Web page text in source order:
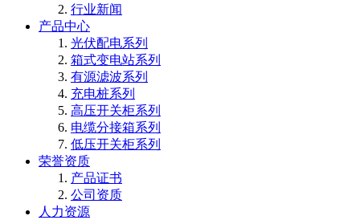
行业新闻
产品中心
光伏配电系列
箱式变电站系列
有源滤波系列
充电桩系列
高压开关柜系列
电缆分接箱系列
低压开关柜系列
荣誉资质
产品证书
公司资质
人力资源